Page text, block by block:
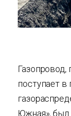
Газопровод,
поступает в
Южная», был